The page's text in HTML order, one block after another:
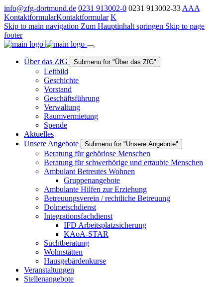
info@zfg-dortmund.de 0231 913002-0 0231 913002-33 AAA
KontaktformularKontaktformular K
Skip to main navigation Zum Hauptinhalt springen Skip to page
footer
Über das ZfG Submenu for "Über das ZfG"
Leitbild
Geschichte
Vorstand
Geschäftsführung
Verwaltung
Raumvermietung
Spende
Aktuelles
Unsere Angebote
Submenu for "Unsere Angebote"
Beratung für gehörlose Menschen
Beratung für schwerhörige und ertaubte Menschen
Ambulant Betreutes Wohnen
Gruppenangebote
Ambulante Hilfen zur Erziehung
Betreuungsverein / rechtliche Betreuung
Dolmetschdienst
Integrationsfachdienst
IFD Arbeitsplatzsicherung
KAoA-STAR
Suchtberatung
Wohnstätten
Hausgebärdenkurse
Veranstaltungen
Stellenangebote